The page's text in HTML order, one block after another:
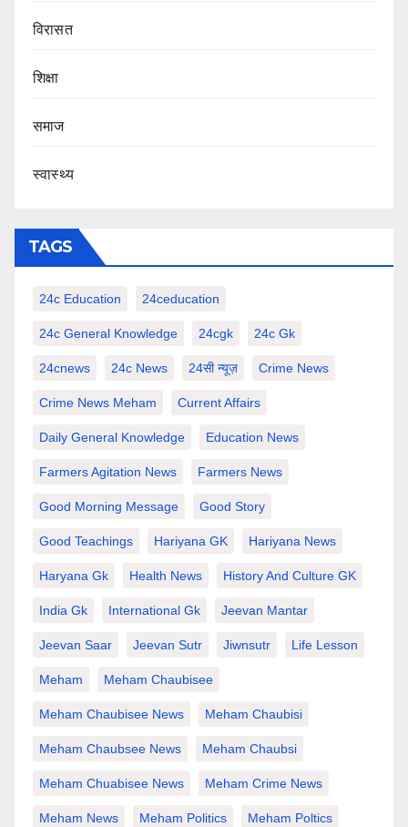
‍‍विरासत
शिक्षा
समाज
स्वास्थ्य
TAGS
24c Education 24ceducation
24c General Knowledge 24cgk 24c Gk
24cnews 24c News 24सी न्यूज़ Crime News
Crime News Meham Current Affairs
Daily General Knowledge Education News
Farmers Agitation News Farmers News
Good Morning Message Good Story
Good Teachings Hariyana GK Hariyana News
Haryana Gk Health News History And Culture GK
India Gk International Gk Jeevan Mantar
Jeevan Saar Jeevan Sutr Jiwnsutr Life Lesson
Meham Meham Chaubisee
Meham Chaubisee News Meham Chaubisi
Meham Chaubsee News Meham Chaubsi
Meham Chuabisee News Meham Crime News
Meham News Meham Politics Meham Poltics